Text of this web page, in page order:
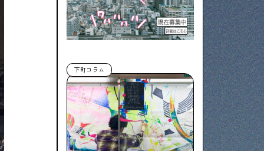
ぶらり、下町
下町の特集記事です
下町コラム